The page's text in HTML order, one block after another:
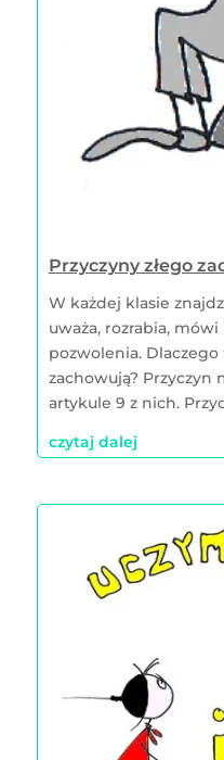
Przyczyny złego
W każdej klasie
uważa, rozrabia,
pozwolenia.
zachowują? Przyczyn
artykule 9 z nich.
czytaj dalej